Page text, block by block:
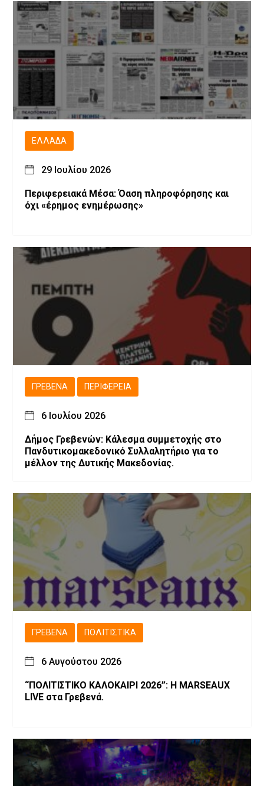
ΕΛΛΆΔΑ
29 Ιουλίου 2026
Περιφερειακά Μέσα: Όαση πληροφόρησης και
όχι «έρημος ενημέρωσης»
ΓΡΕΒΕΝΆ ΠΕΡΙΦΈΡΕΙΑ
6 Ιουλίου 2026
Δήμος Γρεβενών: Κάλεσμα συμμετοχής στο
Πανδυτικομακεδονικό Συλλαλητήριο για το
μέλλον της Δυτικής Μακεδονίας.
ΓΡΕΒΕΝΆ ΠΟΛΙΤΙΣΤΙΚΆ
6 Αυγούστου 2026
“ΠΟΛΙΤΙΣΤΙΚΟ ΚΑΛΟΚΑΙΡΙ 2026”: Η MARSEAUX
LIVE στα Γρεβενά.